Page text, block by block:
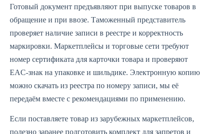
Готовый документ предъявляют при выпуске товаров в
обращение и при ввозе. Таможенный представитель
проверяет наличие записи в реестре и корректность
маркировки. Маркетплейсы и торговые сети требуют
номер сертификата для карточки товара и проверяют
EAC‑знак на упаковке и шильдике. Электронную копию
можно скачать из реестра по номеру записи, мы её
передаём вместе с рекомендациями по применению.
Если поставляете товар из зарубежных маркетплейсов,
полезно заранее подготовить комплект для запретов и